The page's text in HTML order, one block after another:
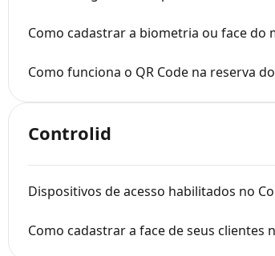
Como cadastrar a biometria ou face do
Como funciona o QR Code na reserva
Controlid
Dispositivos de acesso habilitados no
Como cadastrar a face de seus clientes